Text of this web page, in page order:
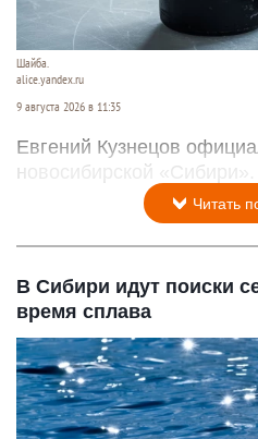
Шайба.
alice.yandex.ru
9 августа 2026 в 11:35
Евгений Кузнецов
новосибирской «Сибири».
Читать
В Сибири идут поиски
время сплава